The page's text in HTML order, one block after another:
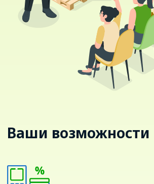
Реальный пример. Грузовладелец провёл
торги 131 раз и при сумме начальных
ставок 7 866 000 рублей сэкономил
Сэкономьте более 10% бюджета